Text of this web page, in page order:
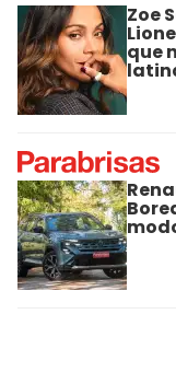
Zoe
que